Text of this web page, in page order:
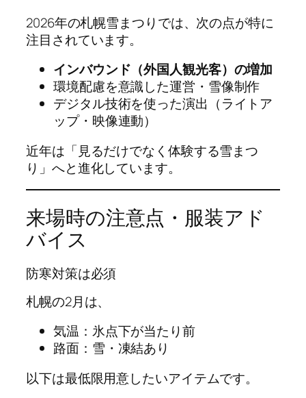
2026年の札幌雪まつりでは、次の点が特に
注目されています。
インバウンド（外国人観光客）の増加
環境配慮を意識した運営・雪像制作
デジタル技術を使った演出（ライトア
ップ・映像連動）
近年は「見るだけでなく体験する雪まつ
り」へと進化しています。
来場時の注意点・服装アド
バイス
防寒対策は必須
札幌の2月は、
気温：氷点下が当たり前
路面：雪・凍結あり
以下は最低限用意したいアイテムです。